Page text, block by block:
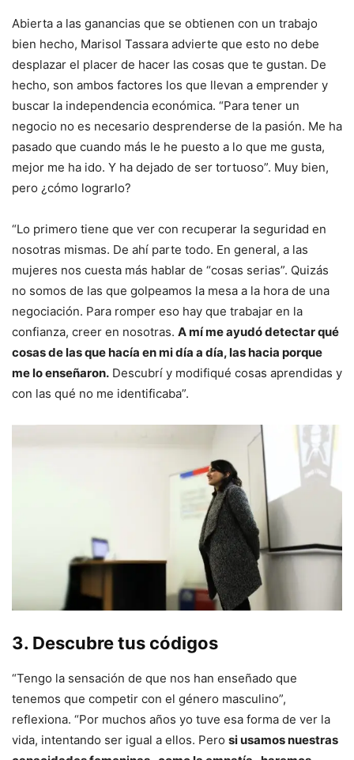
Abierta a las ganancias que se obtienen con un trabajo
bien hecho, Marisol Tassara advierte que esto no debe
desplazar el placer de hacer las cosas que te gustan. De
hecho, son ambos factores los que llevan a emprender y
buscar la independencia económica. “Para tener un
negocio no es necesario desprenderse de la pasión. Me ha
pasado que cuando más le he puesto a lo que me gusta,
mejor me ha ido. Y ha dejado de ser tortuoso”. Muy bien,
pero ¿cómo lograrlo?
“Lo primero tiene que ver con recuperar la seguridad en
nosotras mismas. De ahí parte todo. En general, a las
mujeres nos cuesta más hablar de “cosas serias”. Quizás
no somos de las que golpeamos la mesa a la hora de una
negociación. Para romper eso hay que trabajar en la
confianza, creer en nosotras. A mí me ayudó detectar qué
cosas de las que hacía en mi día a día, las hacia porque
me lo enseñaron. Descubrí y modifiqué cosas aprendidas y
con las qué no me identificaba”.
3. Descubre tus códigos
“Tengo la sensación de que nos han enseñado que
tenemos que competir con el género masculino”,
reflexiona. “Por muchos años yo tuve esa forma de ver la
vida, intentando ser igual a ellos. Pero si usamos nuestras